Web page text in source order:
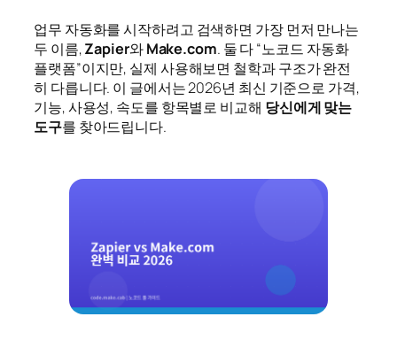
업무 자동화를 시작하려고 검색하면 가장 먼저 만나는
두 이름,Zapier와Make.com. 둘 다 “노코드 자동화
플랫폼”이지만, 실제 사용해보면 철학과 구조가 완전
히 다릅니다. 이 글에서는 2026년 최신 기준으로 가격,
기능, 사용성, 속도를 항목별로 비교해 당신에게 맞는
도구를 찾아드립니다.